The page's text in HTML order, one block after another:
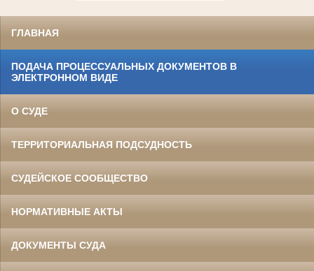
ГЛАВНАЯ
ПОДАЧА ПРОЦЕССУАЛЬНЫХ ДОКУМЕНТОВ В
ЭЛЕКТРОННОМ ВИДЕ
О СУДЕ
ТЕРРИТОРИАЛЬНАЯ ПОДСУДНОСТЬ
СУДЕЙСКОЕ СООБЩЕСТВО
НОРМАТИВНЫЕ АКТЫ
ДОКУМЕНТЫ СУДА